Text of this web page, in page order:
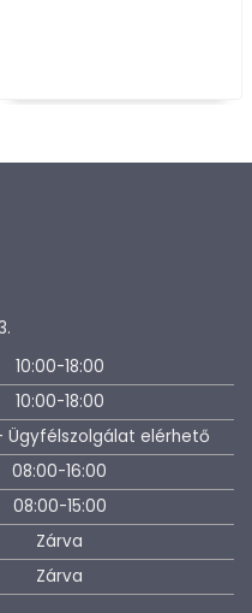
10:00-18:00
10:00-18:00
Ügyfélszolgálat elérhető
08:00-16:00
08:00-15:00
Zárva
Zárva